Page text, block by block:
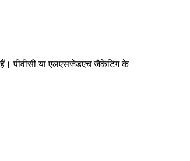
पीवीसी या एलएसजेडएच जैकेटिंग के